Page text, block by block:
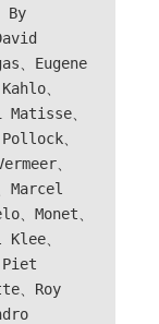
By
、Eugene
、
、
、
、
Marcel
、Monet、
、
Piet
、Roy